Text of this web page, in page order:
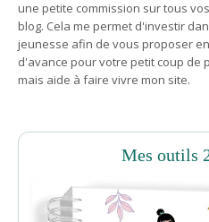
une petite commission sur tous
blog. Cela me permet d'investir
jeunesse afin de vous proposer
d'avance pour votre petit coup de
mais aide à faire vivre mon site.
Mes outils